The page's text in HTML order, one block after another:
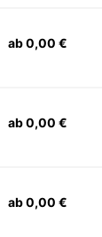
ab 0,00 €
ab 0,00 €
ab 0,00 €